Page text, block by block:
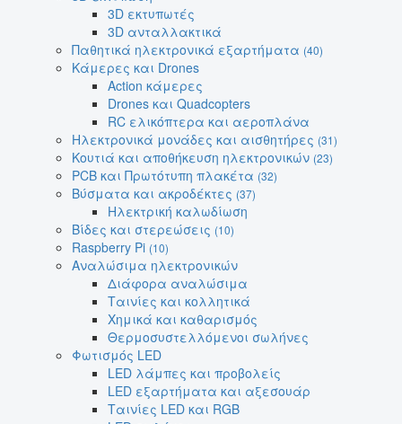
3D εκτυπωτές
3D ανταλλακτικά
Παθητικά ηλεκτρονικά εξαρτήματα (40)
Κάμερες και Drones
Action κάμερες
Drones και Quadcopters
RC ελικόπτερα και αεροπλάνα
Ηλεκτρονικά μονάδες και αισθητήρες (31)
Κουτιά και αποθήκευση ηλεκτρονικών (23)
PCB και Πρωτότυπη πλακέτα (32)
Βύσματα και ακροδέκτες (37)
Ηλεκτρική καλωδίωση
Βίδες και στερεώσεις (10)
Raspberry Pi (10)
Αναλώσιμα ηλεκτρονικών
Διάφορα αναλώσιμα
Ταινίες και κολλητικά
Χημικά και καθαρισμός
Θερμοσυστελλόμενοι σωλήνες
Φωτισμός LED
LED λάμπες και προβολείς
LED εξαρτήματα και αξεσουάρ
Ταινίες LED και RGB